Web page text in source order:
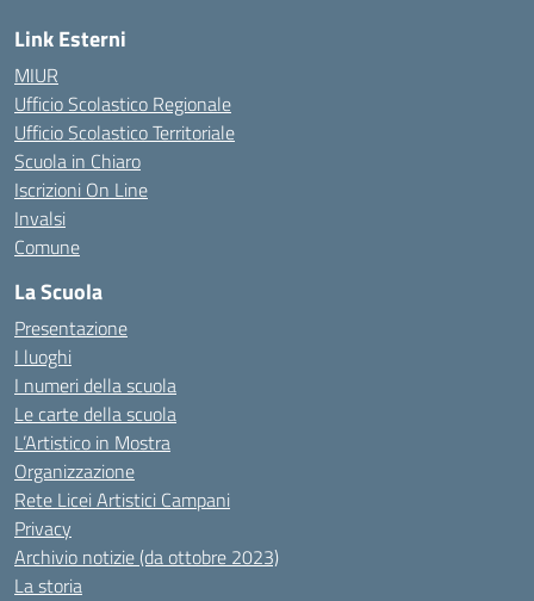
Link Esterni
MIUR
Ufficio Scolastico Regionale
Ufficio Scolastico Territoriale
Scuola in Chiaro
Iscrizioni On Line
Invalsi
Comune
La Scuola
Presentazione
I luoghi
I numeri della scuola
Le carte della scuola
L’Artistico in Mostra
Organizzazione
Rete Licei Artistici Campani
Privacy
Archivio notizie (da ottobre 2023)
La storia